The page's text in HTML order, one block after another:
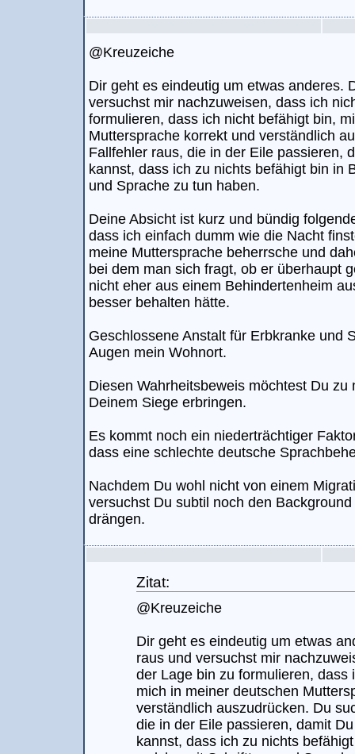
@Kreuzeiche
Dir geht es eindeutig um etwas anderes.
versuchst mir nachzuweisen, dass ich
formulieren, dass ich nicht befähigt bin,
Muttersprache korrekt und verständlich
Fallfehler raus, die in der Eile passieren,
kannst, dass ich zu nichts befähigt bin in
und Sprache zu tun haben.
Deine Absicht ist kurz und bündig
dass ich einfach dumm wie die Nacht
meine Muttersprache beherrsche und
bei dem man sich fragt, ob er überhaupt
nicht eher aus einem Behindertenheim
besser behalten hätte.
Geschlossene Anstalt für Erbkranke und
Augen mein Wohnort.
Diesen Wahrheitsbeweis möchtest Du
Deinem Siege erbringen.
Es kommt noch ein niederträchtiger
dass eine schlechte deutsche
Nachdem Du wohl nicht von einem
versuchst Du subtil noch den
drängen.
Zitat:
@Kreuzeiche
Dir geht es eindeutig um etwas
raus und versuchst mir
der Lage bin zu formulieren, dass
mich in meiner deutschen
verständlich auszudrücken. Du
die in der Eile passieren, damit
kannst, dass ich zu nichts